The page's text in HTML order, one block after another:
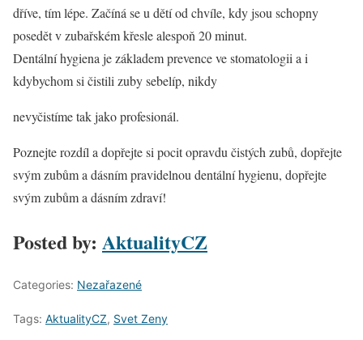
dříve, tím lépe. Začíná se u dětí od chvíle, kdy jsou schopny
posedět v zubařském křesle alespoň 20 minut.
Dentální hygiena je základem prevence ve stomatologii a i
kdybychom si čistili zuby sebelíp, nikdy
nevyčistíme tak jako profesionál.
Poznejte rozdíl a dopřejte si pocit opravdu čistých zubů, dopřejte
svým zubům a dásním pravidelnou dentální hygienu, dopřejte
svým zubům a dásním zdraví!
Posted by: AktualityCZ
Categories: Nezařazené
Tags: AktualityCZ, Svet Zeny